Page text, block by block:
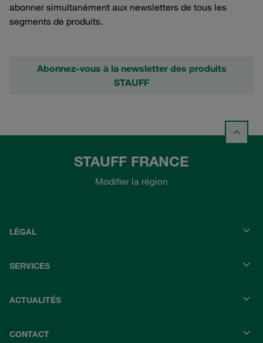
abonner simultanément aux newsletters de tous les
segments de produits.
Abonnez-vous à la newsletter des produits
STAUFF
STAUFF FRANCE
Modifier la région
LÉGAL
SERVICES
ACTUALITÉS
CONTACT